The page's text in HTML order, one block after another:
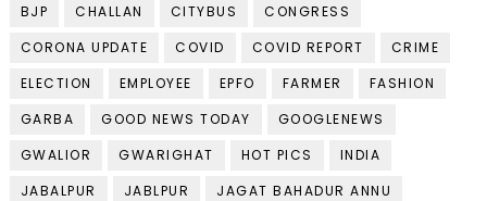
BJP
CHALLAN CITYBUS
CONGRESS
CORONA UPDATE
COVID COVID REPORT
CRIME
ELECTION
EMPLOYEE EPFO FARMER
FASHION
GARBA
GOOD NEWS TODAY
GOOGLENEWS
GWALIOR
GWARIGHAT HOT PICS
INDIA
JABALPUR
JABLPUR
JAGAT BAHADUR ANNU